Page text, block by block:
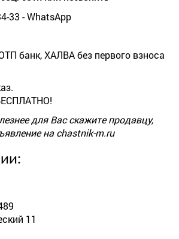
33 - WhatsApp
банк, ХАЛВА без первого взноса
для Вас скажите продавцу,
на chastnik-m.ru
11